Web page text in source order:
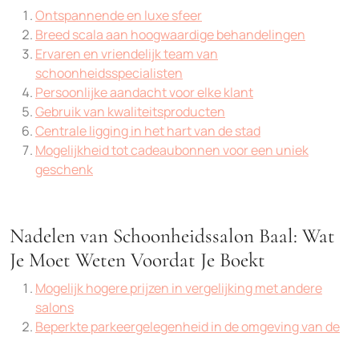
Ontspannende en luxe sfeer
Breed scala aan hoogwaardige behandelingen
Ervaren en vriendelijk team van
schoonheidsspecialisten
Persoonlijke aandacht voor elke klant
Gebruik van kwaliteitsproducten
Centrale ligging in het hart van de stad
Mogelijkheid tot cadeaubonnen voor een uniek
geschenk
Nadelen van Schoonheidssalon Baal: Wat
Je Moet Weten Voordat Je Boekt
Mogelijk hogere prijzen in vergelijking met andere
salons
Beperkte parkeergelegenheid in de omgeving van de